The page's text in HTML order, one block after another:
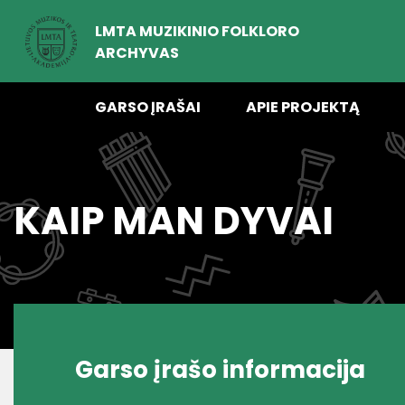
LMTA MUZIKINIO FOLKLORO
ARCHYVAS
GARSO ĮRAŠAI APIE PROJEKTĄ
KAIP MAN DYVAI
Garso įrašo informacija